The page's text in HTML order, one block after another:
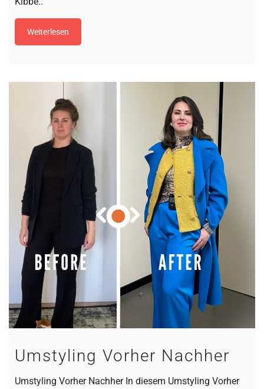
Weiterlesen
Umstyling Vorher Nachher
Umstyling Vorher Nachher In diesem Umstyling Vorher